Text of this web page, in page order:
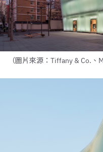
（圖片來源：Tiffany & Co.、